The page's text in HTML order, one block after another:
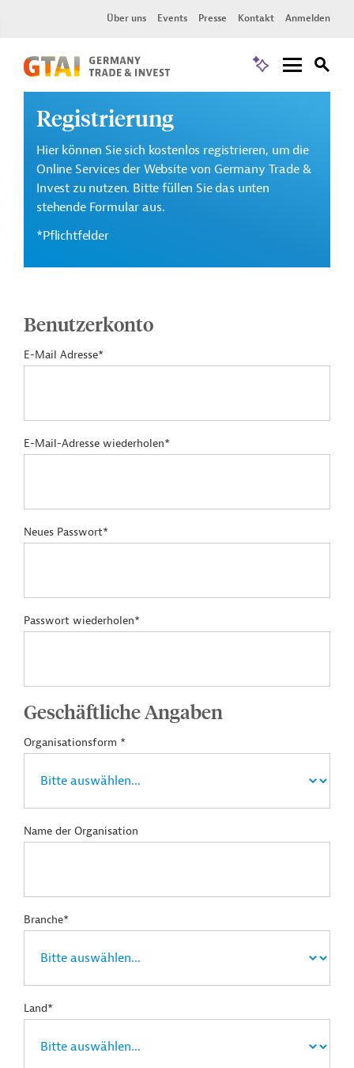
Über uns Events Presse Kontakt Anmelden
Registrierung
Hier können Sie sich kostenlos registrieren, um die
Online Services der Website von Germany Trade &
Invest zu nutzen. Bitte füllen Sie das unten
stehende Formular aus.
*Pflichtfelder
Benutzerkonto
E-Mail Adresse*
E-Mail-Adresse wiederholen*
Neues Passwort*
Passwort wiederholen*
Geschäftliche Angaben
Organisationsform *
Name der Organisation
Branche*
Land*